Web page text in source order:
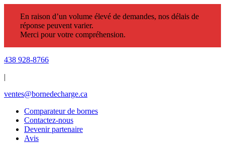
En raison d’un volume élevé de demandes, nos délais de
réponse peuvent varier.
Merci pour votre compréhension.
438 928-8766
|
ventes@bornedecharge.ca
Comparateur de bornes
Contactez-nous
Devenir partenaire
Avis